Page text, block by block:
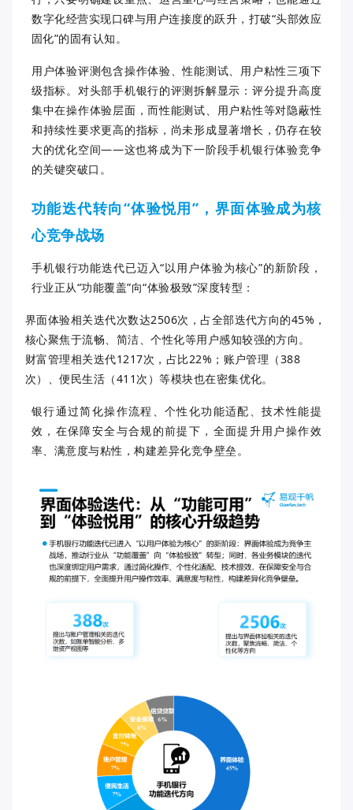
数字化经营实现口碑与用户连接度的跃升，打破“头部效应
固化”的固有认知。
用户体验评测包含操作体验、性能测试、用户粘性三项下
级指标。对头部手机银行的评测拆解显示：评分提升高度
集中在操作体验层面，而性能测试、用户粘性等对隐蔽性
和持续性要求更高的指标，尚未形成显著增长，仍存在较
大的优化空间——这也将成为下一阶段手机银行体验竞争
的关键突破口。
功能迭代转向“体验悦用”，界面体验成为核
心竞争战场
手机银行功能迭代已迈入“以用户体验为核心”的新阶段，
行业正从“功能覆盖”向“体验极致”深度转型：
界面体验相关迭代次数达2506次，占全部迭代方向的45%，
核心聚焦于流畅、简洁、个性化等用户感知较强的方向。
财富管理相关迭代1217次，占比22%；账户管理（388
次）、便民生活（411次）等模块也在密集优化。
银行通过简化操作流程、个性化功能适配、技术性能提
效，在保障安全与合规的前提下，全面提升用户操作效
率、满意度与粘性，构建差异化竞争壁垒。